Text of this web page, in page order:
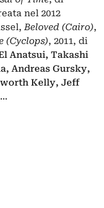
nel 2012
Beloved (Cairo),
(Cyclops), 2011, di
Anatsui, Takashi
Andreas Gursky,
Kelly, Jeff